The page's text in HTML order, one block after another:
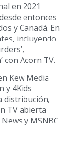
en 2021
entonces
y Canadá. En
incluyendo
con Acorn TV.
Kew Media
y 4Kids
distribución,
TV abierta
y MSNBC